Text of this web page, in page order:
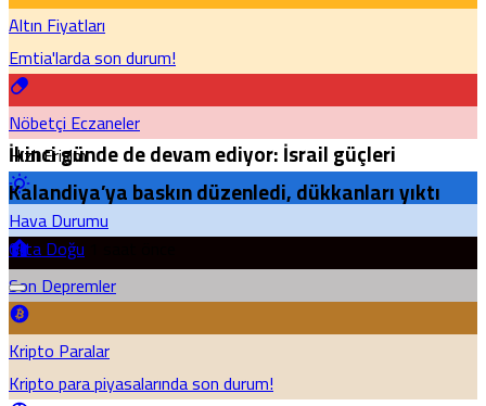
Altın Fiyatları
Emtia'larda son durum!
Nöbetçi Eczaneler
Hızlı Erişim
Hava Durumu
Son Depremler
Kripto Paralar
Kripto para piyasalarında son durum!
İkinci günde de devam ediyor: İsrail güçleri
Kalandiya’ya baskın düzenledi, dükkanları yıktı
Orta Doğu